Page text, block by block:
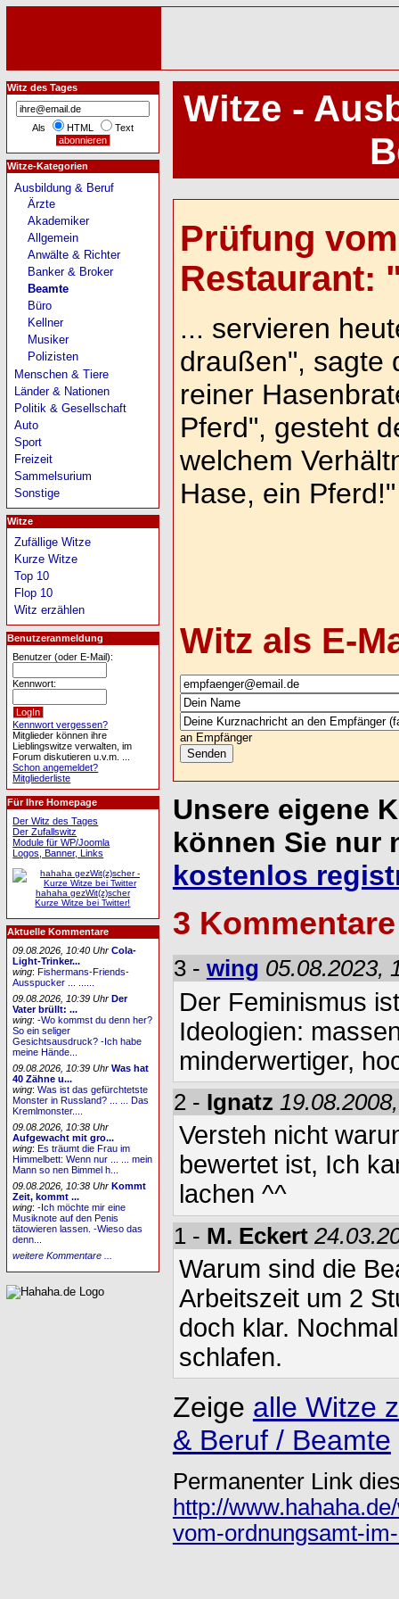
Witze -
Prüfung
Restaurant:
... servieren
draußen", sagte
reiner
Pferd", gesteht
welchem
Hase, ein Pferd!"
Witz als E-
an Empfänger
Unsere eigene
können Sie nur
kostenlos
3
3 - wing 05.08.2023,
Der Feminismus
Ideologien:
minderwertiger,
2 - Ignatz
Versteh nicht
bewertet ist, Ich
lachen ^^
1 - M. Eckert
Warum sind die
Arbeitszeit um 2
doch klar.
schlafen.
Zeige alle Witze
& Beruf / Beamte
Permanenter Link
http://
vom-ordnungsamt-
Witz des Tages
Als HTML Text
Witze-Kategorien
Ausbildung & Beruf
Ärzte
Akademiker
Allgemein
Anwälte & Richter
Banker & Broker
Beamte
Büro
Kellner
Musiker
Polizisten
Menschen & Tiere
Länder & Nationen
Politik & Gesellschaft
Auto
Sport
Freizeit
Sammelsurium
Sonstige
Witze
Zufällige Witze
Kurze Witze
Top 10
Flop 10
Witz erzählen
Benutzeranmeldung
Benutzer (oder E-Mail):
Kennwort:
Kennwort vergessen?
Mitglieder können ihre
Lieblingswitze verwalten, im
Forum diskutieren u.v.m. ...
Schon angemeldet?
Mitgliederliste
Für Ihre Homepage
Der Witz des Tages
Der Zufallswitz
Module für WP/Joomla
Logos, Banner, Links
hahaha gezWit(z)scher
Kurze Witze bei Twitter!
Aktuelle Kommentare
09.08.2026, 10:40 Uhr Cola-
Light-Trinker...
wing:Fishermans-Friends-
Ausspucker ... ......
09.08.2026, 10:39 Uhr Der
Vater brüllt: ...
wing:-Wo kommst du denn her?
So ein seliger
Gesichtsausdruck? -Ich habe
meine Hände...
09.08.2026, 10:39 Uhr Was hat
40 Zähne u...
wing:Was ist das gefürchtetste
Monster in Russland? ... ... Das
Kremlmonster....
09.08.2026, 10:38 Uhr
Aufgewacht mit gro...
wing:Es träumt die Frau im
Himmelbett: Wenn nur ... ... mein
Mann so nen Bimmel h...
09.08.2026, 10:38 Uhr Kommt
Zeit, kommt ...
wing:-Ich möchte mir eine
Musiknote auf den Penis
tätowieren lassen. -Wieso das
denn...
weitere Kommentare ...